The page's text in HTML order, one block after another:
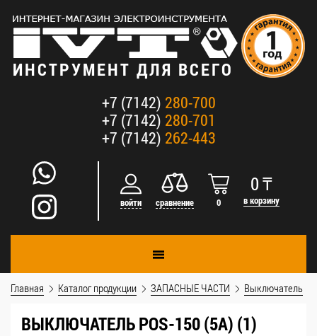
ИНСТРУМЕНТ ДЛЯ ВСЕГО
+7 (7142) 280-700
+7 (7142) 280-701
+7 (7142) 262-443
войти сравнение 0
0₸
в корзину
Главная Каталог продукции ЗАПАСНЫЕ ЧАСТИ Выключатель
ВЫКЛЮЧАТЕЛЬ POS-150 (5A) (1)